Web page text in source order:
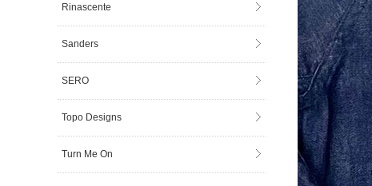
Rinascente
Sanders
SERO
Topo Designs
Turn Me On